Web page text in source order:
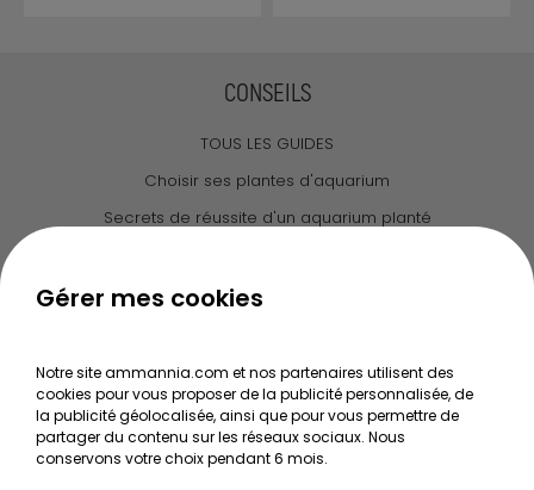
CONSEILS
TOUS LES GUIDES
Choisir ses plantes d'aquarium
Secrets de réussite d'un aquarium planté
Le journal d'Ammannia
Recherche de Notices de produits
Mentions légales
Conditions générales de vente
Gérer mes cookies
Notre site ammannia.com et nos partenaires utilisent des
cookies pour vous proposer de la publicité personnalisée, de
la publicité géolocalisée, ainsi que pour vous permettre de
partager du contenu sur les réseaux sociaux. Nous
conservons votre choix pendant 6 mois.